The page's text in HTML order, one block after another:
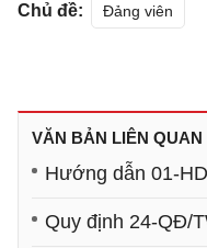
Chủ đề: Đảng viên
VĂN BẢN LIÊN QUAN
Hướng dẫn 01-
Quy định 24-QĐ/